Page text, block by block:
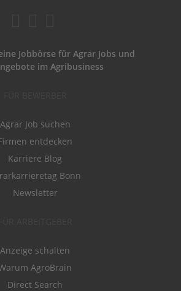
Jobbörse für Agrar Jobs und
im Agribusiness
Agrar Job suchen
entdecken
Karriere Blog
Bonn
Newsletter
Anzeige schalten
AgroBrain
Direct Search